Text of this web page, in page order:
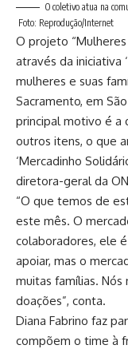
O coletivo atua na
Foto: Reprodução/Internet
O projeto
através da iniciativa
mulheres e suas
Sacramento, em
principal motivo é a
outros itens, o que
‘Mercadinho
diretora-geral da
“O que temos de
este mês. O
colaboradores, ele
apoiar, mas o
muitas famílias.
doações”, conta.
Diana Fabrino faz
compõem o time à